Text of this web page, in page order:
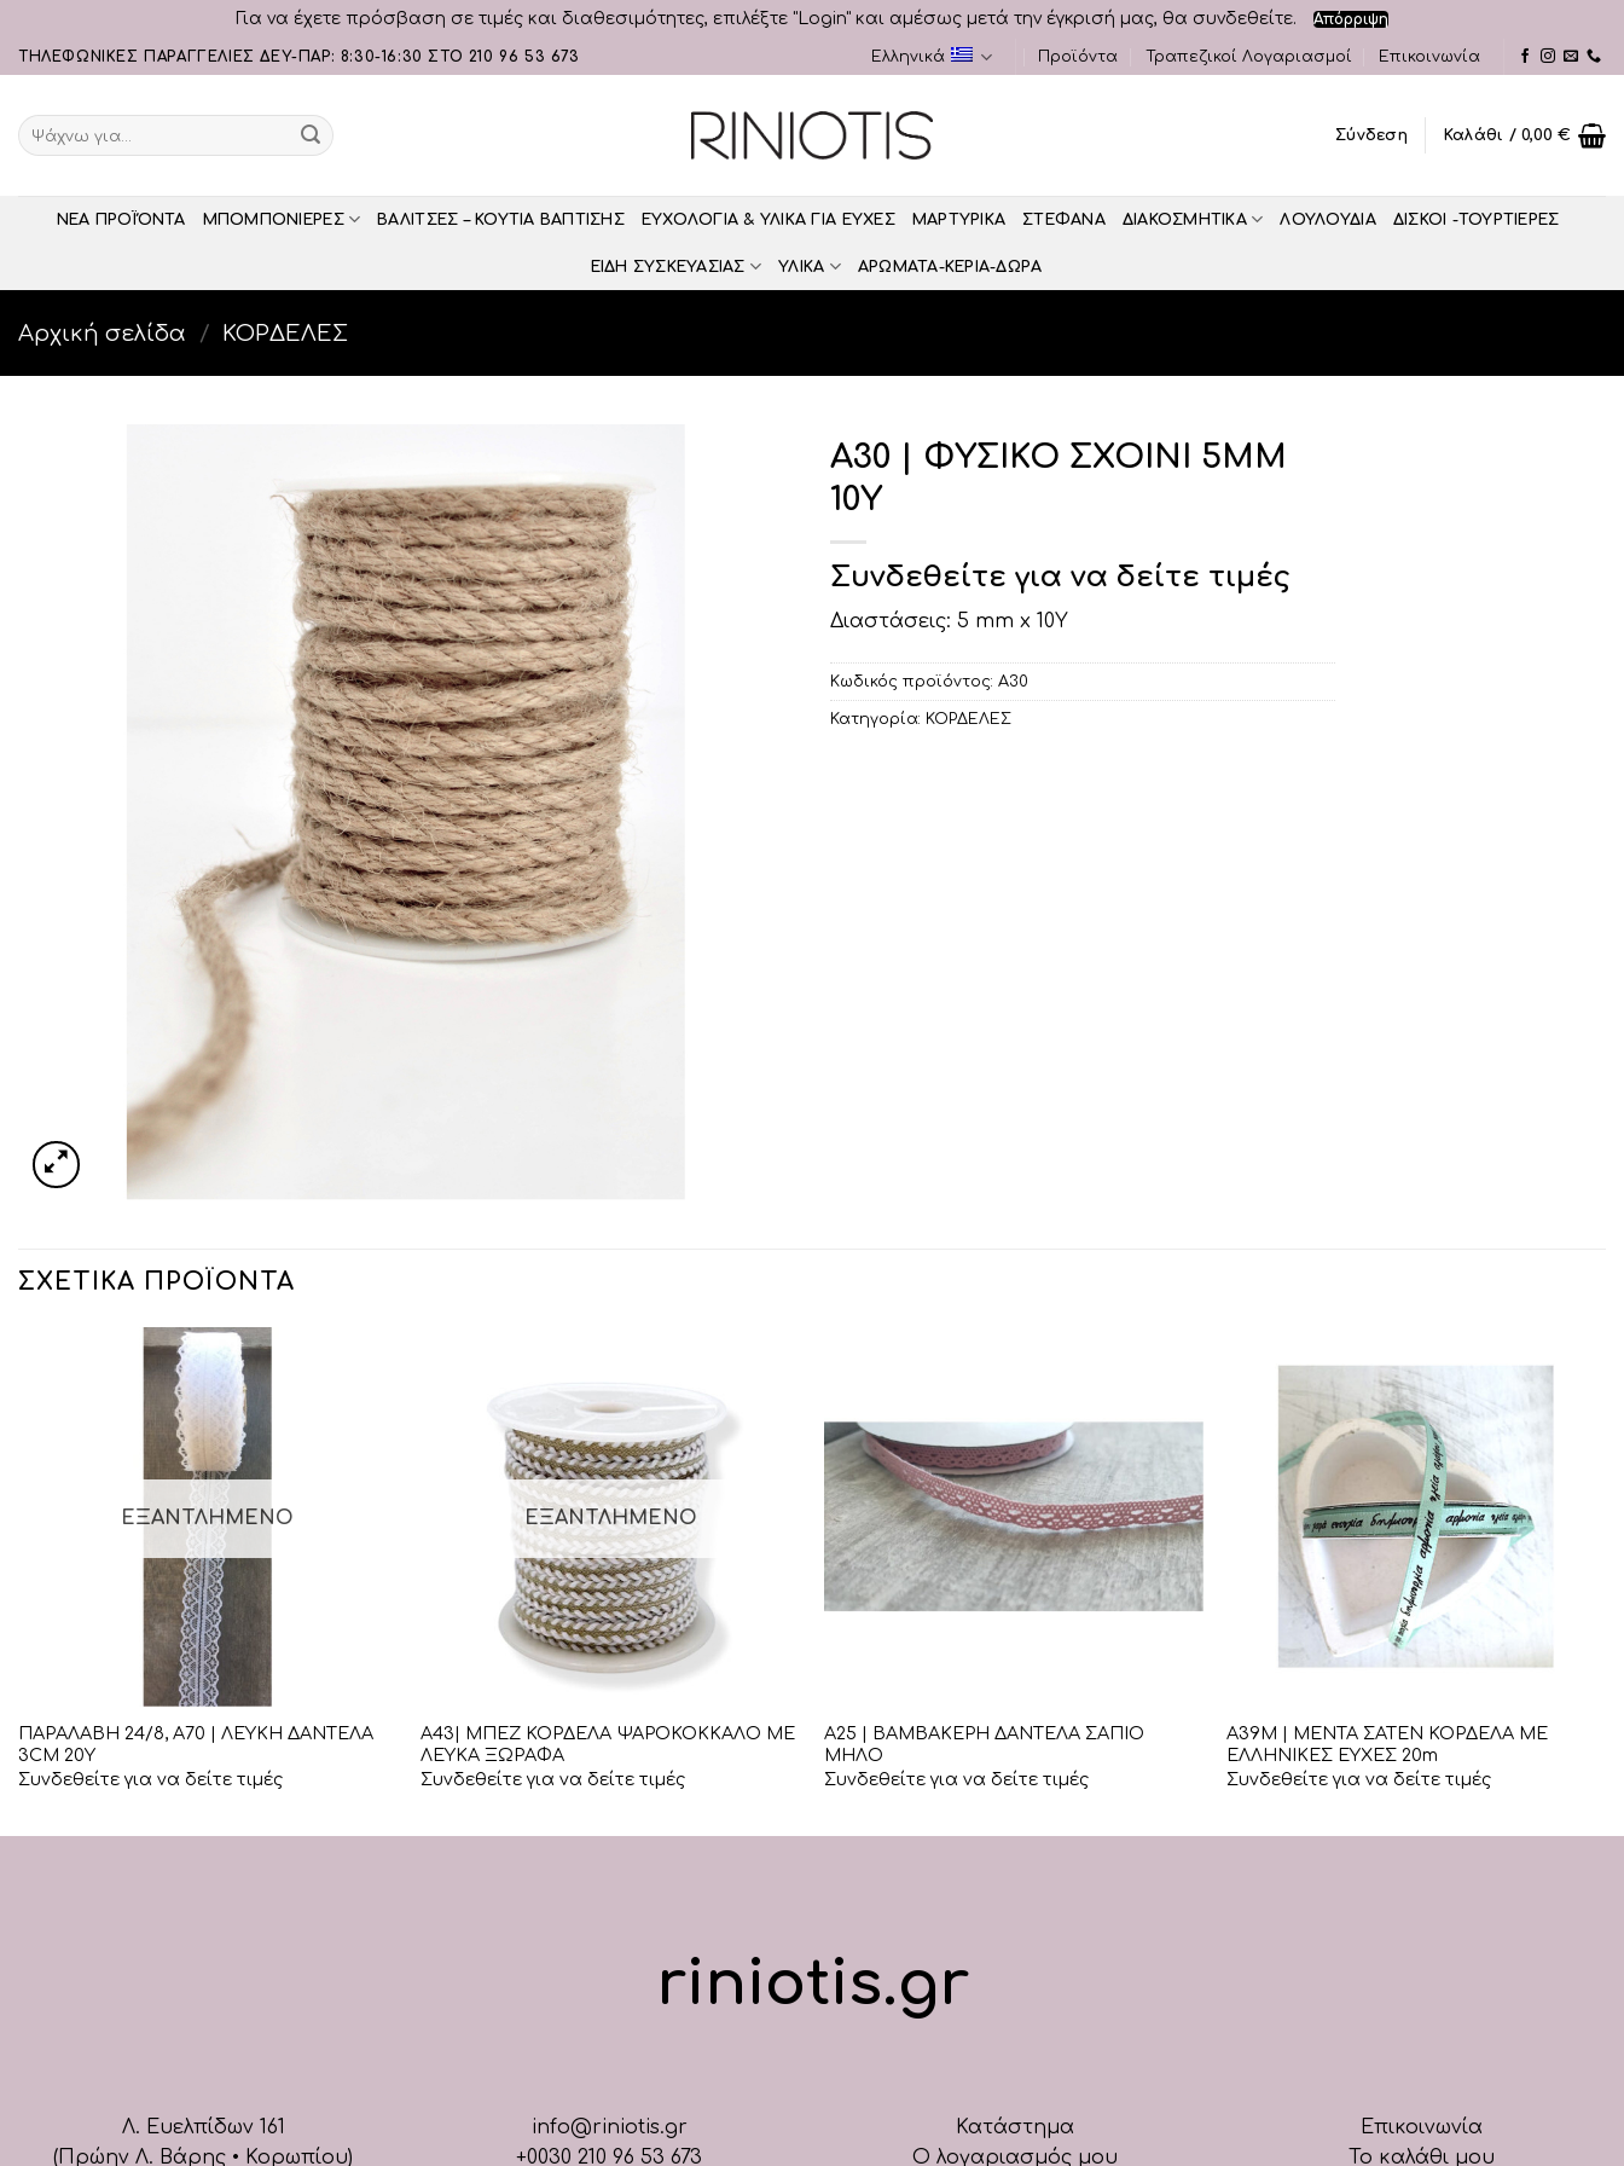
Για να έχετε πρόσβαση σε τιμές και διαθεσιμότητες, επιλέξτε "Login" και αμέσως μετά την έγκρισή μας, θα συνδεθείτε. Απόρριψη
Skip
to
content
ΤΗΛΕΦΩΝΙΚΕΣ ΠΑΡΑΓΓΕΛΙΕΣ ΔΕΥ-ΠΑΡ: 8:30-16:30 ΣΤΟ 210 96 53 673 Ελληνικά Προϊόντα Τραπεζικοί Λογαριασμοί Επικοινωνία
Αναζήτηση
για:
Σύνδεση Καλάθι /0,00€
ΝΕΑ ΠΡΟΪΌΝΤΑ ΜΠΟΜΠΟΝΙΕΡΕΣ ΒΑΛΙΤΣΕΣ – ΚΟΥΤΙΑ ΒΑΠΤΙΣΗΣ ΕΥΧΟΛΟΓΙΑ & ΥΛΙΚΑ ΓΙΑ ΕΥΧΕΣ ΜΑΡΤΥΡΙΚΑ ΣΤΕΦΑΝΑ ΔΙΑΚΟΣΜΗΤΙΚA ΛΟΥΛΟΥΔΙΑ ΔΙΣΚΟΙ -ΤΟΥΡΤΙΕΡΕΣ
ΕΙΔΗ ΣΥΣΚΕΥΑΣΙΑΣ ΥΛΙΚΑ ΑΡΩΜΑΤΑ-ΚΕΡΙΑ-ΔΩΡΑ
Αρχική σελίδα / ΚΟΡΔΕΛΕΣ
Α30 | ΦΥΣΙΚΟ ΣΧΟΙΝΙ 5ΜΜ
10Υ
Συνδεθείτε για να δείτε τιμές
Διαστάσεις: 5 mm x 10Υ
Κωδικός προϊόντος: Α30
Κατηγορία: ΚΟΡΔΕΛΕΣ
ΣΧΕΤΙΚΆ ΠΡΟΪΌΝΤΑ
ΕΞΑΝΤΛΗΜΈΝΟ
ΠΑΡΑΛΑΒΗ 24/8, Α70 | ΛΕΥΚΗ ΔΑΝΤΕΛΑ
3CM 20Υ
Συνδεθείτε για να δείτε τιμές
ΕΞΑΝΤΛΗΜΈΝΟ
Α43| ΜΠΕΖ ΚΟΡΔΕΛΑ ΨΑΡΟΚΟΚΚΑΛΟ ΜΕ
ΛΕΥΚΑ ΞΩΡΑΦΑ
Συνδεθείτε για να δείτε τιμές
Α25 | ΒΑΜΒΑΚΕΡΗ ΔΑΝΤΕΛΑ ΣΑΠΙΟ
ΜΗΛΟ
Συνδεθείτε για να δείτε τιμές
Α39Μ | ΜΕΝΤΑ ΣΑΤΕΝ ΚΟΡΔΕΛΑ ΜΕ
ΕΛΛΗΝΙΚΕΣ ΕΥΧΕΣ 20m
Συνδεθείτε για να δείτε τιμές
riniotis.gr
Λ. Ευελπίδων 161
(Πρώην Λ. Βάρης • Κορωπίου)
info@riniotis.gr
+0030 210 96 53 673
Κατάστημα
Ο λογαριασμός μου
Επικοινωνία
Το καλάθι μου